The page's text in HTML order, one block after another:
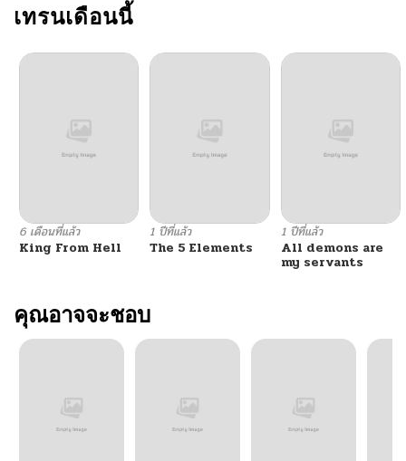
เทรนเดือนนี้
6 เดือนที่แล้ว
King From Hell
1 ปีที่แล้ว
The 5 Elements
1 ปีที่แล้ว
All demons are
my servants
คุณอาจจะชอบ